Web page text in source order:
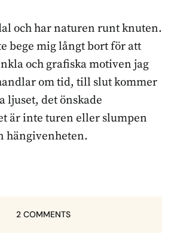
och har naturen runt knuten.
bege mig långt bort för att
och grafiska motiven jag
om tid, till slut kommer
ljuset, det önskade
är inte turen eller slumpen
hängivenheten.
2 COMMENTS